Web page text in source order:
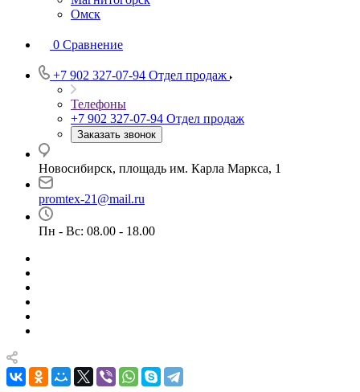
Омск
0 Сравнение
+7 902 327-07-94 Отдел продаж
Телефоны
+7 902 327-07-94 Отдел продаж
Заказать звонок
Новосибирск, площадь им. Карла Маркса, 1
promtex-21@mail.ru
Пн - Вс: 08.00 - 18.00